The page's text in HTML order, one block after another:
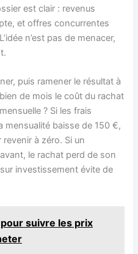
est clair : revenus
et offres concurrentes
n’est pas de menacer,
puis ramener le résultat à
de mois le coût du rachat
? Si les frais
mensualité baisse de 150 €,
à zéro. Si un
le rachat perd de son
investissement évite de
suivre les prix